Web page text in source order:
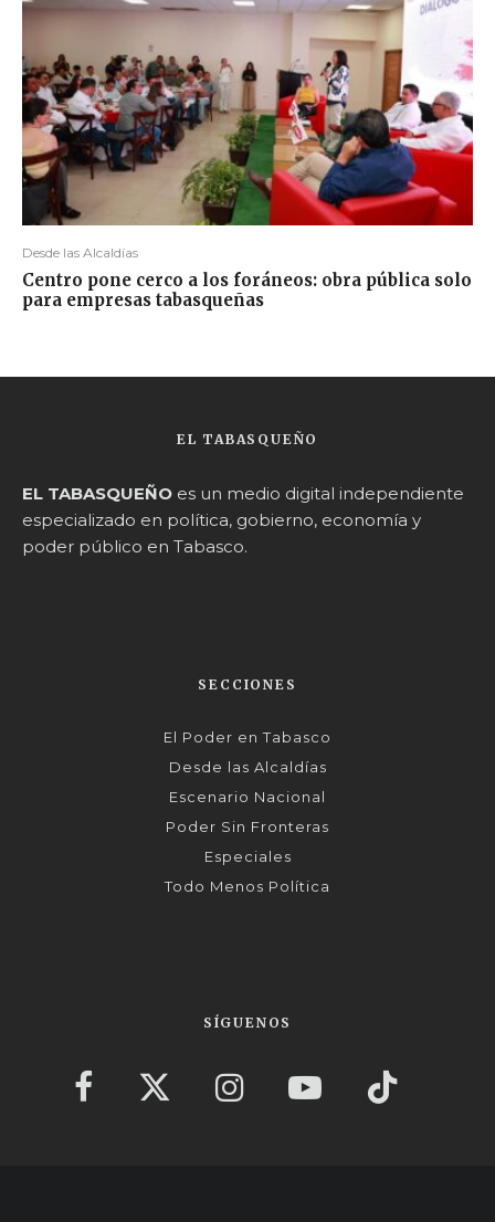
Desde las Alcaldías
Centro pone cerco a los foráneos: obra pública solo
para empresas tabasqueñas
EL TABASQUEÑO
EL TABASQUEÑO es un medio digital independiente
especializado en política, gobierno, economía y
poder público en Tabasco.
SECCIONES
El Poder en Tabasco
Desde las Alcaldías
Escenario Nacional
Poder Sin Fronteras
Especiales
Todo Menos Política
SÍGUENOS